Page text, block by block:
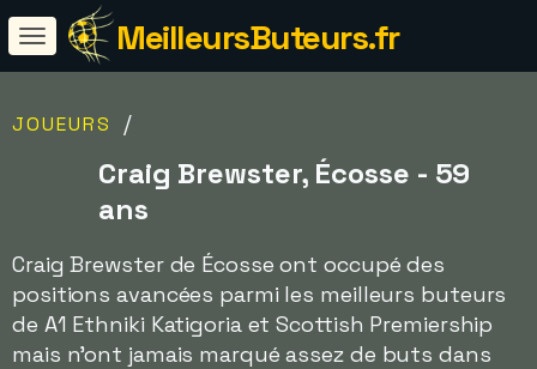
MeilleursButeurs.fr
JOUEURS /
Craig Brewster, Écosse - 59
ans
Craig Brewster de Écosse ont occupé des
positions avancées parmi les meilleurs buteurs
de A1 Ethniki Katigoria et Scottish Premiership
mais n'ont jamais marqué assez de buts dans